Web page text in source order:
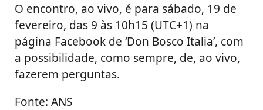
O encontro, ao vivo, é para sábado, 19 de
fevereiro, das 9 às 10h15 (UTC+1) na
página Facebook de ‘Don Bosco Italia’, com
a possibilidade, como sempre, de, ao vivo,
fazerem perguntas.
Fonte: ANS